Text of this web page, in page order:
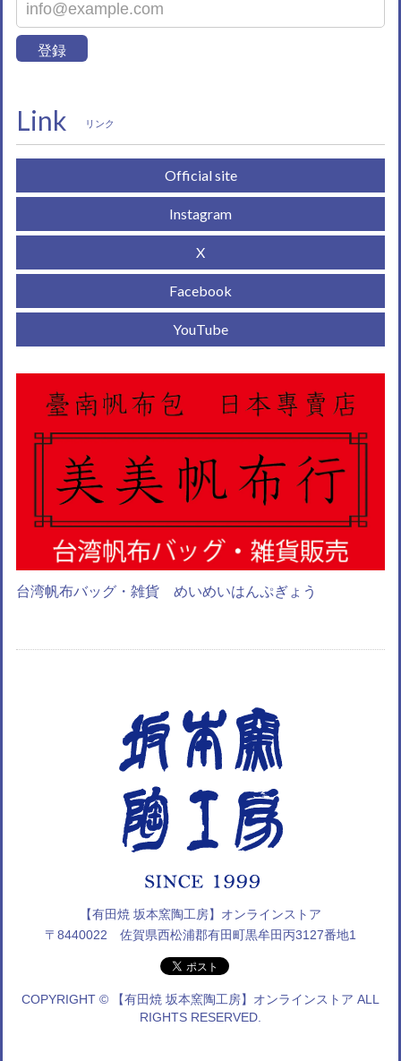
登録
Link リンク
Official site
Instagram
X
Facebook
YouTube
台湾帆布バッグ・雑貨 めいめいはんぷぎょう
【有田焼 坂本窯陶工房】オンラインストア
〒8440022 佐賀県西松浦郡有田町黒牟田丙3127番地1
COPYRIGHT © 【有田焼 坂本窯陶工房】オンラインストア ALL
RIGHTS RESERVED.